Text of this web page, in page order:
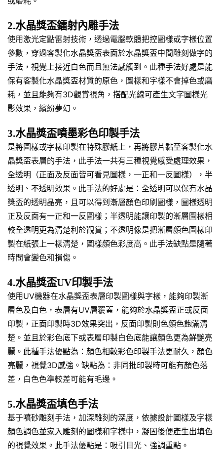
2.水晶獎盃鐳射內雕手法
使用激光定點雷射技術，透過電腦軟體把控圖樣或字樣位置
參數，穿過客製化水晶獎盃表面於水晶獎盃中間雕刻做字的
手法，視覺上接近白色而且無法感觸到。此種手法好處是能
保有客製化水晶獎盃材質的原色，圖樣和字樣不會掉色或磨
耗，並且能夠有3D觀賞視角，搭配光線可產生文字圖樣光
影效果，繽紛夢幻。
3.水晶獎盃噴墨彩色印製手法
是將圖樣或字樣印製在特殊膠紙上，再將膠片黏至客製化水
晶獎盃表層的手法，此手法一共有三種視覺感受處理效果，
全透明（正面及反面皆可看見圖樣，一正和一反圖樣），半
透明、不透明效果。此手法的好處是：全透明可以保有水晶
獎盃的透明晶亮，且可以得到漸層顏色印刷圖樣，圖樣透明
正及反面有一正和一反圖樣；半透明能讓印製的漸層圖樣相
較全透明更為清楚利於觀賞；不透明像是把漸層顏色圖樣印
製在紙張上一樣清楚，圖樣顏色彩度高。此手法缺點是隨著
時間會變色和損傷。
4.水晶獎盃UV印製手法
使用UV機器在水晶獎盃表層印製圖樣與字樣，能夠印製漸
層色及白色，表層有UV層覆蓋，能夠於水晶獎盃正或反面
印製，正面印製時3D效果突出，反面印製則色顏色飽滿清
楚。並且於彩色底下或表層印製白色底能讓顏色更為鮮艷亮
麗。此種手法優點為：顏色相較彩色印製手法更耐久，顏色
亮麗，視覺3D感強。缺點為：非同批印製時可能有顏色落
差，白色色準較差可能有毛邊。
5.水晶獎盃填色手法
基于噴砂雕刻手法，加深雕刻的深度，依據設計圖樣及字樣
顏色調色並家入雕刻的圖樣和字樣中，凝固後便產生出填色
的視覺效果。此手法優點是：吸引目光、強調重點。